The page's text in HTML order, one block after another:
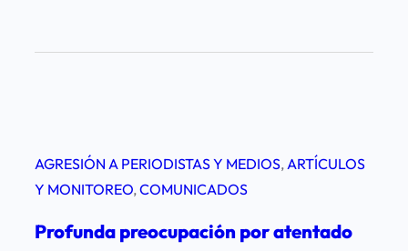
AGRESIÓN A PERIODISTAS Y MEDIOS, ARTÍCULOS
Y MONITOREO, COMUNICADOS
Profunda preocupación por atentado